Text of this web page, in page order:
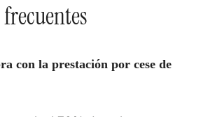
con la prestación por cese de